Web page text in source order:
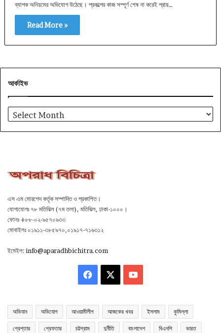
ব্যাপক অনিয়মের অভিযোগ উঠেছে। প্রকল্পের কাজ সম্পূর্ণ শেষ না করেই প্রায়…
Read More »
আর্কাইভ
আর্কাইভ
এস এম মোরশেদ কর্তৃক সম্পাদিত ও প্রকাশিত।
যোগাযোগঃ ৭৮ মতিঝিল (৭ম তলা), মতিঝিল, ঢাকা-১০০০।
ফোনঃ +৮৮-০২-৯৫৭০৯৩৩
মোবাইলঃ ০১৯১১-৩৮৫৯৭০,০১৯১৭-৭১৬৩১২
ইমেইল:info@aparadhbichitra.com
Facebook YouTube
অভিযান অভিযোগ আওয়ামীলীগ আজকের খবর ইসলাম কুমিল্লা
গ্রেপ্তার গ্রেফতার চট্টগ্রাম দুর্নীতি বাংলাদেশ বিএনপি ভারত